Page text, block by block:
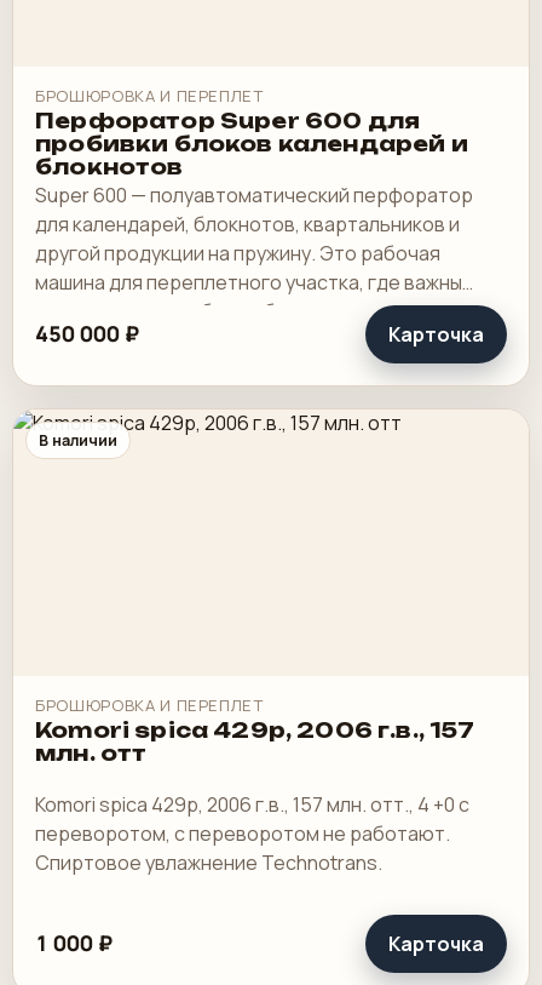
БРОШЮРОВКА И ПЕРЕПЛЕТ
Перфоратор Super 600 для
пробивки блоков календарей и
блокнотов
Super 600 — полуавтоматический перфоратор
для календарей, блокнотов, квартальников и
другой продукции на пружину. Это рабочая
машина для переплетного участка, где важны
широкая зона пробивки, быстрая смена
инструмента и.
450 000 ₽ Карточка
В наличии
БРОШЮРОВКА И ПЕРЕПЛЕТ
Komori spica 429p, 2006 г.в., 157
млн. отт
Komori spica 429p, 2006 г.в., 157 млн. отт., 4 +0 с
переворотом, с переворотом не работают.
Спиртовое увлажнение Technotrans.
1 000 ₽ Карточка